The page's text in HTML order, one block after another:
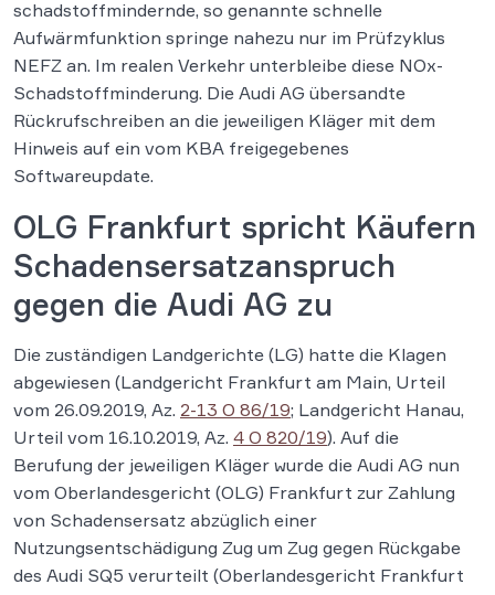
schadstoffmindernde, so genannte schnelle
Aufwärmfunktion springe nahezu nur im Prüfzyklus
NEFZ an. Im realen Verkehr unterbleibe diese NOx-
Schadstoffminderung. Die Audi AG übersandte
Rückrufschreiben an die jeweiligen Kläger mit dem
Hinweis auf ein vom KBA freigegebenes
Softwareupdate.
OLG Frankfurt spricht Käufern
Schadensersatzanspruch
gegen die Audi AG zu
Die zuständigen Landgerichte (LG) hatte die Klagen
abgewiesen (Landgericht Frankfurt am Main, Urteil
vom 26.09.2019, Az. 2-13 O 86/19; Landgericht Hanau,
Urteil vom 16.10.2019, Az. 4 O 820/19). Auf die
Berufung der jeweiligen Kläger wurde die Audi AG nun
vom Oberlandesgericht (OLG) Frankfurt zur Zahlung
von Schadensersatz abzüglich einer
Nutzungsentschädigung Zug um Zug gegen Rückgabe
des Audi SQ5 verurteilt (Oberlandesgericht Frankfurt